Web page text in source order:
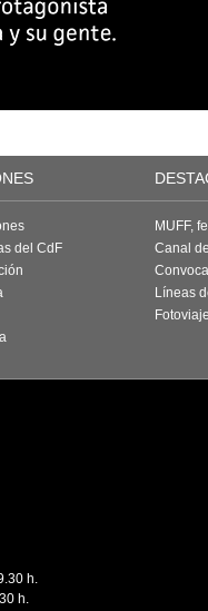
del CdF
MUFF,
Canal
Líneas
h.
h.